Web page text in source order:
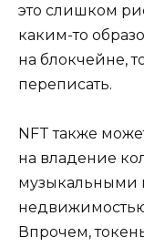
это слишком
каким-то
на блокчейне,
переписать.
NFT также
на владение
музыкальными
Впрочем,